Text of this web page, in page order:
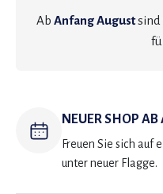
Ab Anfang Augustsind
NEUER SHOP
Freuen Sie sich auf
unter neuer Flagge.